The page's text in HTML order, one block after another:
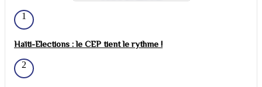
1
Haïti-Elections : le CEP tient le rythme !
2